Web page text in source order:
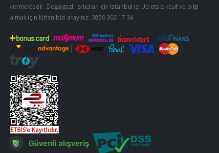
vermektedir. Doğalgazlı ısıtıcılar için İstanbul içi Ücretsiz keşif ve bilgi
almak için lütfen bizi arayınız. 0850 302 17 34